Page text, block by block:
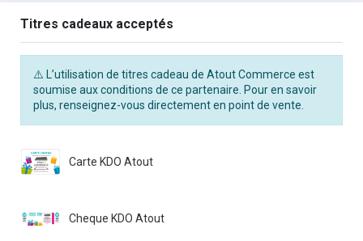
Titres cadeaux acceptés
⚠️ L’utilisation de titres cadeau de Atout Commerce est
soumise aux conditions de ce partenaire. Pour en savoir
plus, renseignez-vous directement en point de vente.
Carte KDO Atout
Cheque KDO Atout